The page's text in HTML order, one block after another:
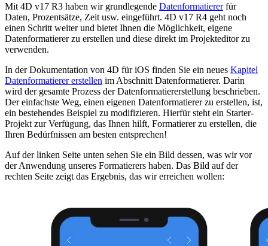
Mit 4D v17 R3 haben wir grundlegende Datenformatiererfür
Daten, Prozentsätze, Zeit usw. eingeführt. 4D v17 R4 geht noch
einen Schritt weiter und bietet Ihnen die Möglichkeit, eigene
Datenformatierer zu erstellen und diese direkt im Projekteditor zu
verwenden.
In der Dokumentation von 4D für iOS finden Sie ein neues Kapitel
Datenformatierer erstellen im Abschnitt Datenformatierer. Darin
wird der gesamte Prozess der Datenformatiererstellung beschrieben.
Der einfachste Weg, einen eigenen Datenformatierer zu erstellen, ist,
ein bestehendes Beispiel zu modifizieren. Hierfür steht ein Starter-
Projekt zur Verfügung, das Ihnen hilft, Formatierer zu erstellen, die
Ihren Bedürfnissen am besten entsprechen!
Auf der linken Seite unten sehen Sie ein Bild dessen, was wir vor
der Anwendung unseres Formatierers haben. Das Bild auf der
rechten Seite zeigt das Ergebnis, das wir erreichen wollen: